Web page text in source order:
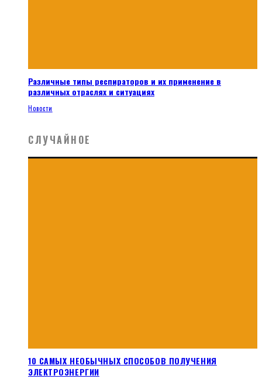
Различные типы респираторов и их применение в
различных отраслях и ситуациях
Новости
СЛУЧАЙНОЕ
10 САМЫХ НЕОБЫЧНЫХ СПОСОБОВ ПОЛУЧЕНИЯ
ЭЛЕКТРОЭНЕРГИИ